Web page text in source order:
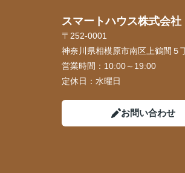
スマートハウス株式会社
〒252-0001
神奈川県相模原市南区上鶴間５
営業時間： 10:00～19:00
定休日： 水曜日
お問い合わせ